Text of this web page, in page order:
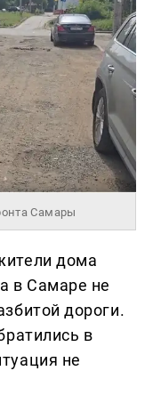
Самары
дома
в Самаре не
дороги.
в
не